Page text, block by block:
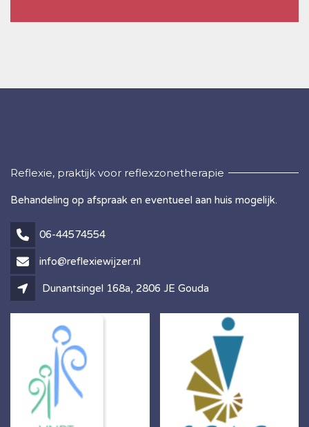
Reflexie, praktijk voor reflexzonetherapie
Behandeling op afspraak en eventueel aan huis mogelijk.
06-44574554
info@reflexiewijzer.nl
Dunantsingel 168a, 2806 JE Gouda